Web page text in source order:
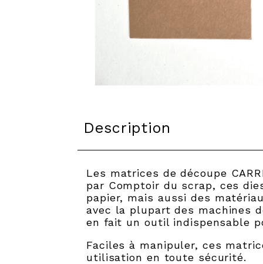
Description
Les matrices de découpe
par Comptoir du scrap, ces
papier, mais aussi des
avec la plupart des machines
en fait un outil indispensable
Faciles à manipuler, ces
utilisation en toute sécurité.